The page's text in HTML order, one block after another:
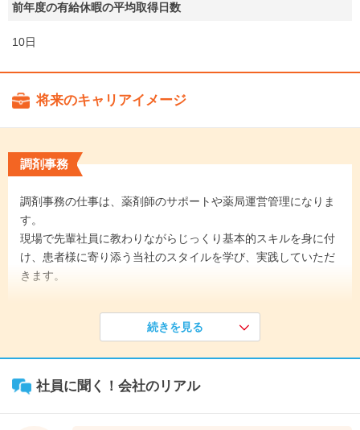
前年度の有給休暇の平均取得日数
10日
将来のキャリアイメージ
調剤事務
調剤事務の仕事は、薬剤師のサポートや薬局運営管理になりま
す。
現場で先輩社員に教わりながらじっくり基本的スキルを身に付
け、患者様に寄り添う当社のスタイルを学び、実践していただ
きます。
全体研修後、それぞれの配属先にて先輩社員のサポートから初
がらじっくり学んでいきます。
続きを見る
社員に聞く！会社のリアル